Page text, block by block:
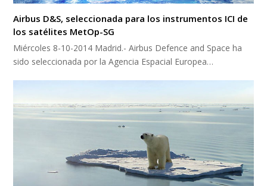
Airbus D&S, seleccionada para los instrumentos ICI de
los satélites MetOp-SG
Miércoles 8-10-2014 Madrid.- Airbus Defence and Space ha
sido seleccionada por la Agencia Espacial Europea…